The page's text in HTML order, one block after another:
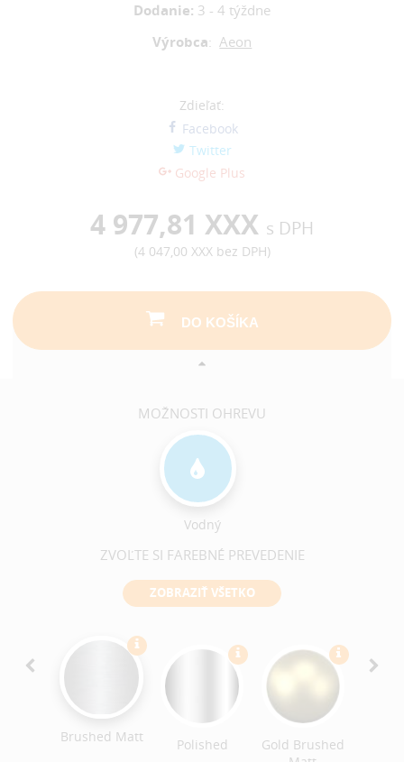
Dodanie: 3 - 4 týždne
Výrobca: Aeon
Zdieľať:
Facebook
Twitter
Google Plus
4 977,81 XXX s DPH
(4 047,00 XXX bez DPH)
DO KOŠÍKA
MOŽNOSTI OHREVU
Vodný
ZVOĽTE SI FAREBNÉ PREVEDENIE
ZOBRAZIŤ VŠETKO
Brushed Matt Polished
Gold Brushed